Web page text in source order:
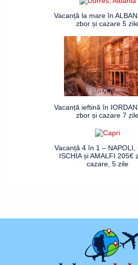
Vacanță la mare în
zbor și cazare 5
Vacanță ieftină în
zbor și cazare 7
Vacanță 4 în 1 – NAPOLI,
ISCHIA și AMALFI 205€
cazare, 5 zile